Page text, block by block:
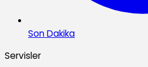
Son Dakika
Servisler